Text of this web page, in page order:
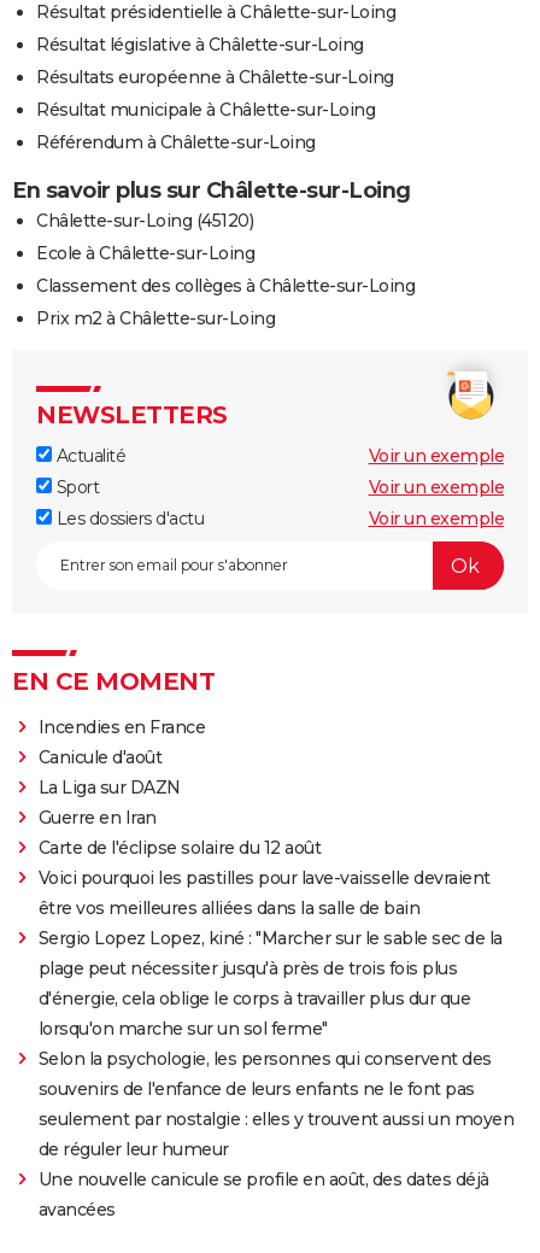
Résultat présidentielle à Châlette-sur-Loing
Résultat législative à Châlette-sur-Loing
Résultats européenne à Châlette-sur-Loing
Résultat municipale à Châlette-sur-Loing
Référendum à Châlette-sur-Loing
En savoir plus sur Châlette-sur-Loing
Châlette-sur-Loing (45120)
Ecole à Châlette-sur-Loing
Classement des collèges à Châlette-sur-Loing
Prix m2 à Châlette-sur-Loing
NEWSLETTERS
Actualité
Voir un exemple
Sport
Voir un exemple
Les dossiers d'actu
Voir un exemple
EN CE MOMENT
Incendies en France
Canicule d'août
La Liga sur DAZN
Guerre en Iran
Carte de l'éclipse solaire du 12 août
Voici pourquoi les pastilles pour lave-vaisselle devraient
être vos meilleures alliées dans la salle de bain
Sergio Lopez Lopez, kiné : "Marcher sur le sable sec de la
plage peut nécessiter jusqu'à près de trois fois plus
d'énergie, cela oblige le corps à travailler plus dur que
lorsqu'on marche sur un sol ferme"
Selon la psychologie, les personnes qui conservent des
souvenirs de l'enfance de leurs enfants ne le font pas
seulement par nostalgie : elles y trouvent aussi un moyen
de réguler leur humeur
Une nouvelle canicule se profile en août, des dates déjà
avancées